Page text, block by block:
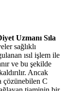
Uzmanı Sıla
sağlıklı
ısıl işlem ile
ve bu şekilde
Ancak
çözünebilen C